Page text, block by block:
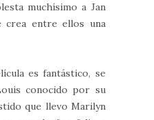
muchísimo a Jan
entre ellos una
es fantástico, se
conocido por su
que llevo Marilyn